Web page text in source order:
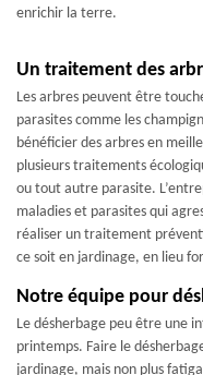
enrichir la terre.
Un traitement des
Les arbres peuvent être
parasites comme les
bénéficier des arbres en
plusieurs traitements
ou tout autre parasite.
maladies et parasites qui
réaliser un traitement
ce soit en jardinage, en lieu
Notre équipe pour
Le désherbage peu être une
printemps. Faire le
jardinage, mais non plus